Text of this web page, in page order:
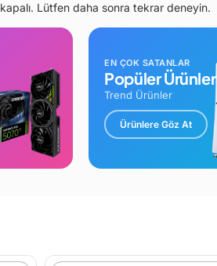
Lütfen daha sonra tekrar deneyin.
EN ÇOK SATANLAR
Popüler Ürünler
Trend Ürünler
Ürünlere Göz At